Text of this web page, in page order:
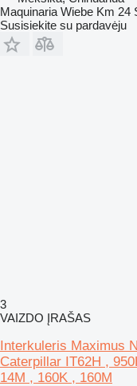
Maquinaria Wiebe Km 24
Susisiekite su pardavėju
3
VAIZDO ĮRAŠAS
Interkuleris Maximus
Caterpillar IT62H ,
14M , 160K , 160M